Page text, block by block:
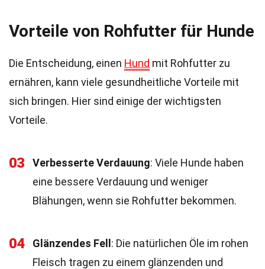
Vorteile von Rohfutter für Hunde
Die Entscheidung, einen Hund mit Rohfutter zu
ernähren, kann viele gesundheitliche Vorteile mit
sich bringen. Hier sind einige der wichtigsten
Vorteile.
03 Verbesserte Verdauung: Viele Hunde haben
eine bessere Verdauung und weniger
Blähungen, wenn sie Rohfutter bekommen.
04 Glänzendes Fell : Die natürlichen Öle im rohen
Fleisch tragen zu einem glänzenden und